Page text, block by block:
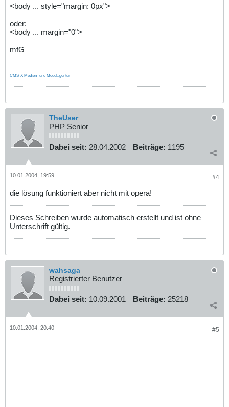
<body ... style="margin: 0px">
oder:
<body ... margin="0">
mfG
CMS-X Medien- und Modelagentur
TheUser
PHP Senior
Dabei seit: 28.04.2002 Beiträge: 1195
#4
10.01.2004, 19:59
die lösung funktioniert aber nicht mit opera!
Dieses Schreiben wurde automatisch erstellt und ist ohne
Unterschrift gültig.
wahsaga
Registrierter Benutzer
Dabei seit: 10.09.2001 Beiträge: 25218
#5
10.01.2004, 20:40